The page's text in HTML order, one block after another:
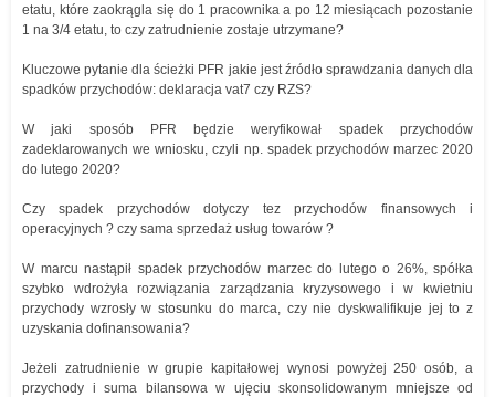
etatu, które zaokrągla się do 1 pracownika a po 12 miesiącach pozostanie
1 na 3/4 etatu, to czy zatrudnienie zostaje utrzymane?
Kluczowe pytanie dla ścieżki PFR jakie jest źródło sprawdzania danych dla
spadków przychodów: deklaracja vat7 czy RZS?
W jaki sposób PFR będzie weryfikował spadek przychodów
zadeklarowanych we wniosku, czyli np. spadek przychodów marzec 2020
do lutego 2020?
Czy spadek przychodów dotyczy tez przychodów finansowych i
operacyjnych ? czy sama sprzedaż usług towarów ?
W marcu nastąpił spadek przychodów marzec do lutego o 26%, spółka
szybko wdrożyła rozwiązania zarządzania kryzysowego i w kwietniu
przychody wzrosły w stosunku do marca, czy nie dyskwalifikuje jej to z
uzyskania dofinansowania?
Jeżeli zatrudnienie w grupie kapitałowej wynosi powyżej 250 osób, a
przychody i suma bilansowa w ujęciu skonsolidowanym mniejsze od